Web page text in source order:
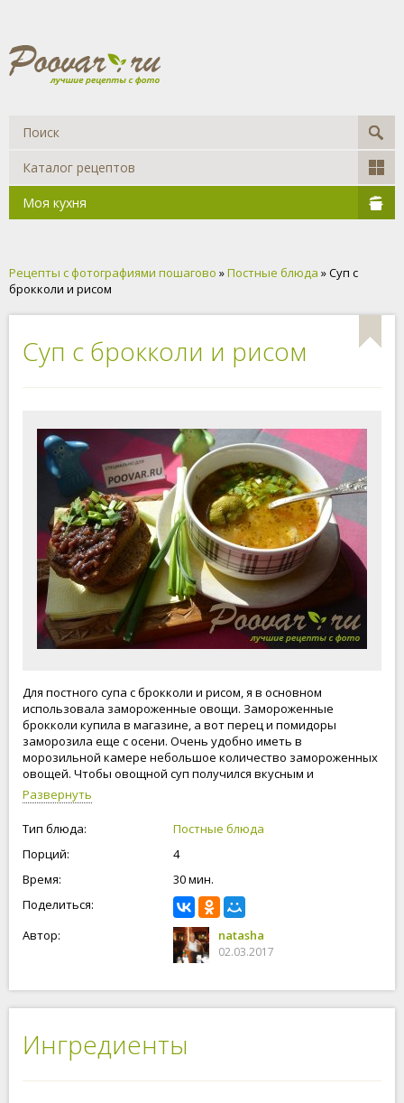
Каталог рецептов
Моя кухня
Рецепты с фотографиями пошагово »Постные блюда » Суп с
брокколи и рисом
Суп с брокколи и рисом
Для постного супа с брокколи и рисом, я в основном
использовала замороженные овощи. Замороженные
брокколи купила в магазине, а вот перец и помидоры
заморозила еще с осени. Очень удобно иметь в
морозильной камере небольшое количество замороженных
овощей. Чтобы овощной суп получился вкусным и
ароматным рекомендую овощи не обжаривать в сковороде,
а тушить их под крышкой. Таким образом суп с брокколи и
рисом получиться более насыщенным, ароматным и
вкусным. Рецепт настолько прост, что с приготовлением
данного постного супа справиться даже молодая хозяйка,
Развернуть
Тип блюда:
Постные блюда
Порций:
4
Время:
30 мин.
Поделиться:
Автор:
natasha
02.03.2017
Ингредиенты